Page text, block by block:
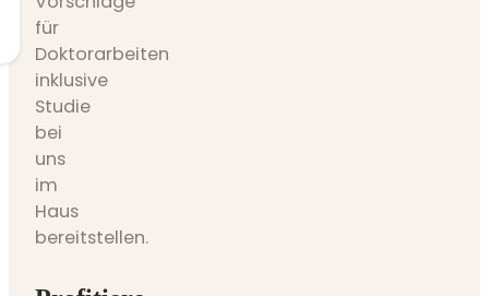
für
Doktorarbeiten
inklusive
Studie
bei
uns
im
Haus
bereitstellen.